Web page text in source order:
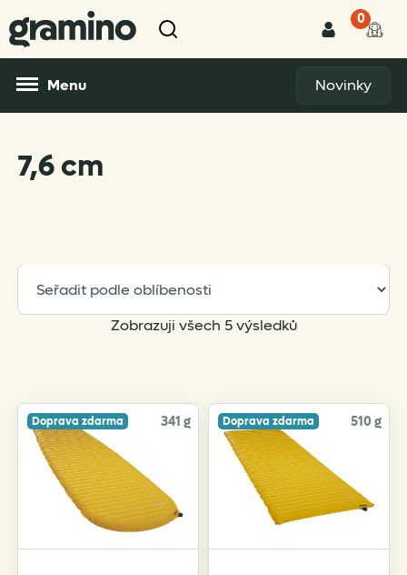
0
Menu Novinky
7,6 cm
Zobrazuji všech 5 výsledkůSorted
Doprava zdarma 341 g Doprava zdarma 510 g